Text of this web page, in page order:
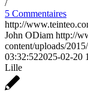
/
5 Commentaires
http://
John ODiam http://
content/uploads/
03:32:522025-02-20
Lille